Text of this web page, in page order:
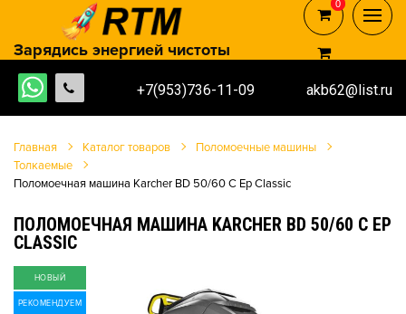
+7(953)736-11-09 akb62@list.ru
Зарядись энергией чистоты
0
0
Главная Каталог товаров
Поломоечные машины
Толкаемые
Поломоечная машина Karcher BD 50/60 C Ep Classic
ПОЛОМОЕЧНАЯ МАШИНА KARCHER BD 50/60 C EP
CLASSIC
НОВЫЙ
РЕКОМЕНДУЕМ